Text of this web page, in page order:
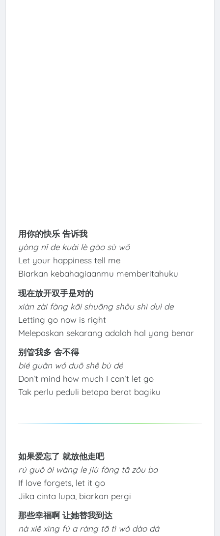
用你的快乐 告诉我
yòng nǐ de kuài lè gào sù wǒ
Let your happiness tell me
Biarkan kebahagiaanmu memberitahuku
现在放开双手是对的
xiàn zài fàng kāi shuāng shǒu shì duì de
Letting go now is right
Melepaskan sekarang adalah hal yang benar
别管我多 舍不得
bié guǎn wǒ duō shě bù dé
Don’t mind how much I can’t let go
Tak perlu peduli betapa berat bagiku
如果爱忘了 就放他走吧
rú guǒ ài wàng le jiù fàng tā zǒu ba
If love forgets, let it go
Jika cinta lupa, biarkan pergi
那些幸福啊 让她替我到达
nà xiē xìng fú a ràng tā tì wǒ dào dá